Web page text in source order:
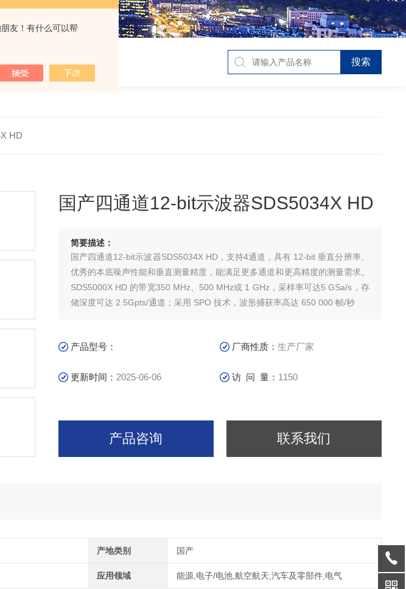
友！有什么可以帮
HD
国产四通道12-bit示波器SDS5034X HD
简要描述：
国产四通道12-bit示波器SDS5034X HD，支持4通道，具有 12-bit 垂直分辨率、
优秀的本底噪声性能和垂直测量精度，能满足更多通道和更高精度的测量需求。
SDS5000X HD 的带宽350 MHz、500 MHz或 1 GHz，采样率可达5 GSa/s，存
储深度可达 2.5Gpts/通道；采用 SPO 技术，波形捕获率高达 650 000 帧/秒
产品型号： 厂商性质：生产厂家
更新时间： 2025-06-06 访 问 量： 1150
产品咨询 联系我们
产地类别 国产
应用领域 能源,电子/电池,航空航天,汽车及零部件,电气